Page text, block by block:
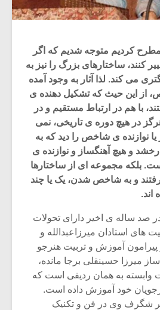
کردیم متوجه شدیم که اگر
کنند، ساختارهای بزرگ را نیز به
می کند. لذا آثار به وجود آمده
از این حیث که تشکیل دهنده ی
با هم در ارتباط مستقیم و در
در هیچ دوره ی تاریخی، نمی
نوازنده ی شاخص را دید که به
و هیچ آهنگساز و نوازنده ی
بلکه مجموعه ای از ساختارها
و به شاخص شدن، یک یا چند
اند.
صد ساله ی اخیر دارای تحولات
های استادان میرزاعبدالله و
پیرامون آموزش و تربیت هنرجو
میرزا حسینقلی برجا مانده،
وابسته به همان ردیفی است که
خود آموزش داده است.
شگرف وی در فن و تکنیک